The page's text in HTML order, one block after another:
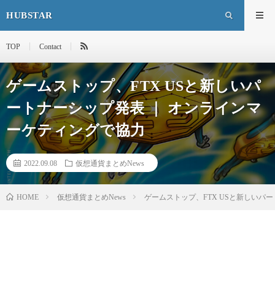
HUBSTAR
TOP Contact
ゲームストップ、FTX USと新しいパ
ートナーシップ発表 ｜ オンラインマ
ーケティングで協力
2022.09.08 仮想通貨まとめNews
HOME 仮想通貨まとめNews ゲームストップ、FTX USと新しいパ